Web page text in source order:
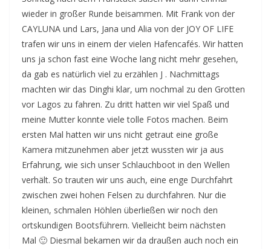
wieder in großer Runde beisammen. Mit Frank von der
CAYLUNA und Lars, Jana und Alia von der JOY OF LIFE
trafen wir uns in einem der vielen Hafencafés. Wir hatten
uns ja schon fast eine Woche lang nicht mehr gesehen,
da gab es natürlich viel zu erzählen J . Nachmittags
machten wir das Dinghi klar, um nochmal zu den Grotten
vor Lagos zu fahren. Zu dritt hatten wir viel Spaß und
meine Mutter konnte viele tolle Fotos machen. Beim
ersten Mal hatten wir uns nicht getraut eine große
Kamera mitzunehmen aber jetzt wussten wir ja aus
Erfahrung, wie sich unser Schlauchboot in den Wellen
verhält. So trauten wir uns auch, eine enge Durchfahrt
zwischen zwei hohen Felsen zu durchfahren. Nur die
kleinen, schmalen Höhlen überließen wir noch den
ortskundigen Bootsführern. Vielleicht beim nächsten
Mal 🙂 Diesmal bekamen wir da draußen auch noch ein